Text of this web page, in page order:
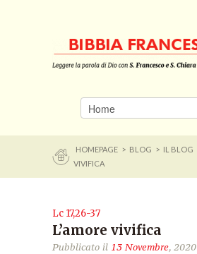
HOMEPAGE > BLOG > IL BLOG
VIVIFICA
Lc 17,26-37
L’amore vivifica
Pubblicato il 13 Novembre, 2020